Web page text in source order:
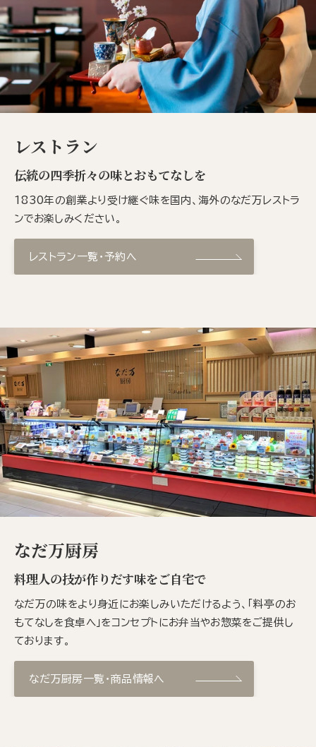
レストラン
伝統の四季折々の味とおもてなしを
1830年の創業より受け継ぐ味を国内、海外のなだ万レストラ
ンでお楽しみください。
レストラン一覧・予約へ
なだ万厨房
料理人の技が作りだす味をご自宅で
なだ万の味をより身近にお楽しみいただけるよう、「料亭のお
もてなしを食卓へ」をコンセプトにお弁当やお惣菜をご提供し
ております。
なだ万厨房一覧・商品情報へ